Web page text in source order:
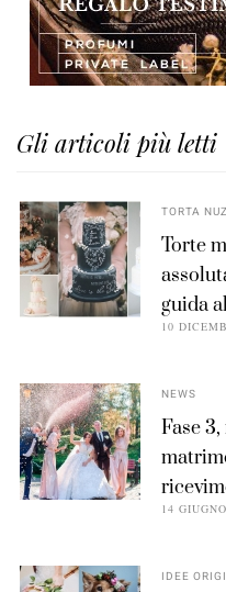
Gli articoli più letti
TORTA
Torte
guida
10
NEWS
Fase
14
IDEE